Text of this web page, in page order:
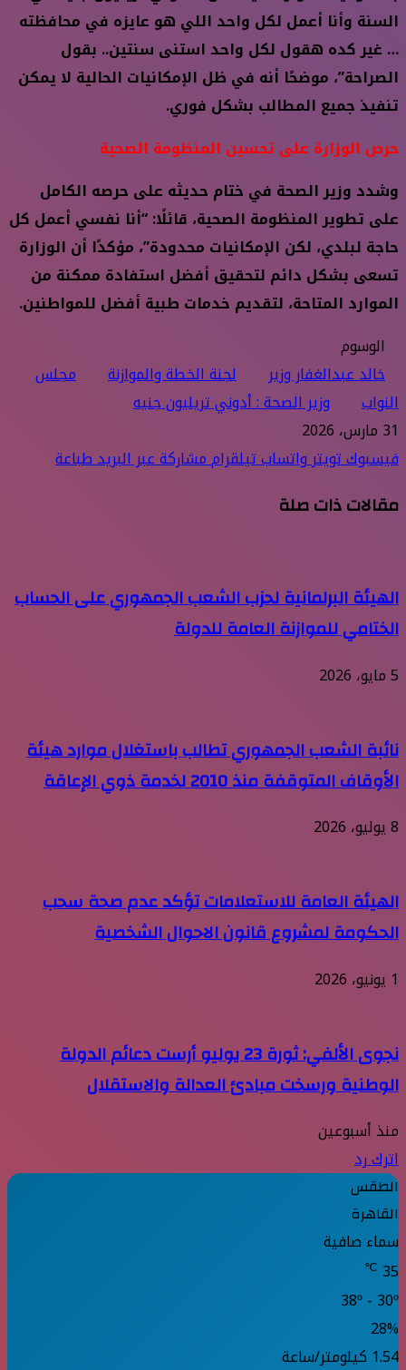
السنة وأنا أعمل لكل واحد اللي هو عايزه في محافظته
… غير كده هقول لكل واحد استنى سنتين.. بقول
الصراحة”، موضحًا أنه في ظل الإمكانيات الحالية لا يمكن
تنفيذ جميع المطالب بشكل فوري.
حرص الوزارة على تحسين المنظومة الصحية
وشدد وزير الصحة في ختام حديثه على حرصه الكامل
على تطوير المنظومة الصحية، قائلًا: “أنا نفسي أعمل كل
حاجة لبلدي، لكن الإمكانيات محدودة”، مؤكدًا أن الوزارة
تسعى بشكل دائم لتحقيق أفضل استفادة ممكنة من
الموارد المتاحة، لتقديم خدمات طبية أفضل للمواطنين.
الوسوم
خالد عبدالغفار وزير
لجنة الخطة والموازنة
مجلس
النواب
وزير الصحة : أدوني تريليون جنيه
31 مارس، 2026
فيسبوكتويتر واتسابتيلقراممشاركة عبر البريدطباعة
مقالات ذات صلة
الهيئة البرلمانية لحزب الشعب الجمهوري على الحساب
الختامي للموازنة العامة للدولة
5 مايو، 2026
نائبة الشعب الجمهوري تطالب باستغلال موارد هيئة
الأوقاف المتوقفة منذ 2010 لخدمة ذوي الإعاقة
8 يوليو، 2026
الهيئة العامة للاستعلامات تؤكد عدم صحة سحب
الحكومة لمشروع قانون الاحوال الشخصية
1 يونيو، 2026
نجوى الألفي: ثورة 23 يوليو أرست دعائم الدولة
الوطنية ورسخت مبادئ العدالة والاستقلال
منذ أسبوعين
اترك رد
الطقس
القاهرة
سماء صافية
35
℃
38º - 30º
28%
1.54 كيلومتر/ساعة